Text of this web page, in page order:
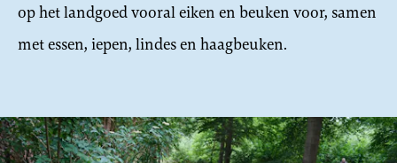
op het landgoed vooral eiken en beuken voor, samen
met essen, iepen, lindes en haagbeuken.